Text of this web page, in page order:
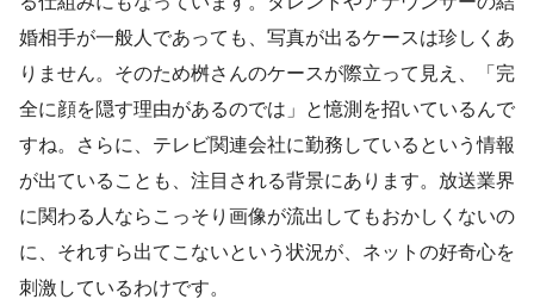
婚相手が一般人であっても、写真が出るケースは珍しくあ
りません。そのため桝さんのケースが際立って見え、「完
全に顔を隠す理由があるのでは」と憶測を招いているんで
すね。さらに、テレビ関連会社に勤務しているという情報
が出ていることも、注目される背景にあります。放送業界
に関わる人ならこっそり画像が流出してもおかしくないの
に、それすら出てこないという状況が、ネットの好奇心を
刺激しているわけです。